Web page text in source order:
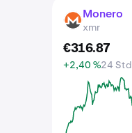
XMR Monero
xmr
€316.87
+2,40 %24